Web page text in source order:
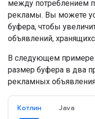
между потреблением
рекламы. Вы можете
буфера, чтобы
объявлений,
В следующем примере
размер буфера в два
рекламных
Котлин Java